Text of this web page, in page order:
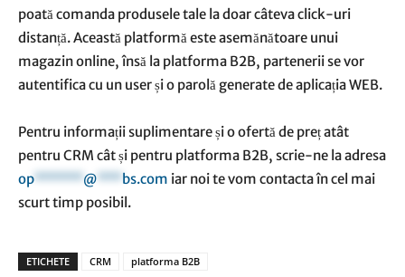
poată comanda produsele tale la doar câteva click-uri
distanță. Această platformă este asemănătoare unui
magazin online, însă la platforma B2B, partenerii se vor
autentifica cu un user și o parolă generate de aplicația WEB.
Pentru informații suplimentare și o ofertă de preț atât
pentru CRM cât și pentru platforma B2B, scrie-ne la adresa
op******@***bs.com iar noi te vom contacta în cel mai
scurt timp posibil.
ETICHETE CRM platforma B2B